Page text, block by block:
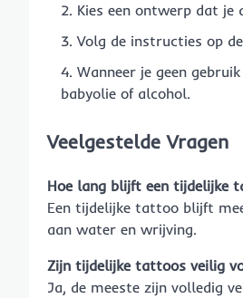
Kies een ontwerp dat je
Volg de instructies op
Wanneer je geen
babyolie of alcohol.
Veelgestelde Vragen
Hoe lang blijft een tijdelijke
Een tijdelijke tattoo blijft
aan water en wrijving.
Zijn tijdelijke tattoos veilig
Ja, de meeste zijn volledig